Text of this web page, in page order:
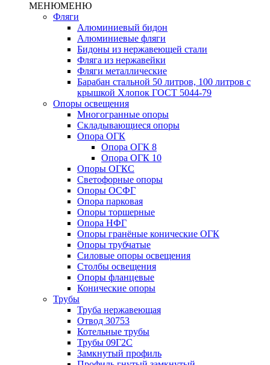
МЕНЮМЕНЮ
Фляги
Алюминиевый бидон
Алюминиевые фляги
Бидоны из нержавеющей стали
Фляга из нержавейки
Фляги металлические
Барабан стальной 50 литров, 100 литров с
крышкой Хлопок ГОСТ 5044-79
Опоры освещения
Многогранные опоры
Складывающиеся опоры
Опора ОГК
Опора ОГК 8
Опора ОГК 10
Опоры ОГКС
Светофорные опоры
Опоры ОСФГ
Опора парковая
Опоры торшерные
Опора НФГ
Опоры гранёные конические ОГК
Опоры трубчатые
Силовые опоры освещения
Столбы освещения
Опоры фланцевые
Конические опоры
Трубы
Труба нержавеющая
Отвод 30753
Котельные трубы
Трубы 09Г2С
Замкнутый профиль